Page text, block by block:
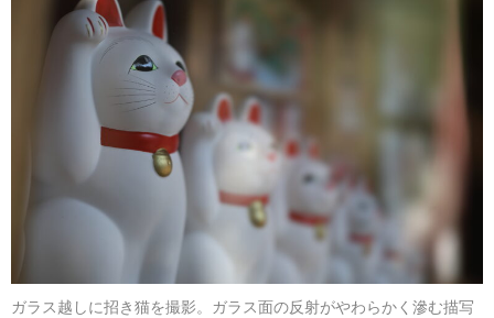
ガラス越しに招き猫を撮影。ガラス面の反射がやわらかく滲む描写